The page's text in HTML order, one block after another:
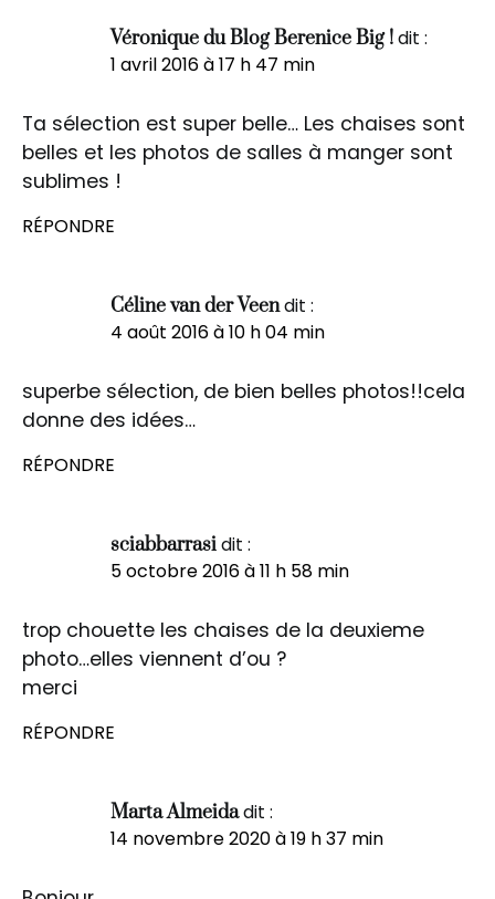
Véronique du Blog Berenice Big !dit :
1 avril 2016 à 17 h 47 min
Ta sélection est super belle… Les chaises sont
belles et les photos de salles à manger sont
sublimes !
RÉPONDRE
Céline van der Veendit :
4 août 2016 à 10 h 04 min
superbe sélection, de bien belles photos!!cela
donne des idées…
RÉPONDRE
sciabbarrasidit :
5 octobre 2016 à 11 h 58 min
trop chouette les chaises de la deuxieme
photo…elles viennent d’ou ?
merci
RÉPONDRE
Marta Almeidadit :
14 novembre 2020 à 19 h 37 min